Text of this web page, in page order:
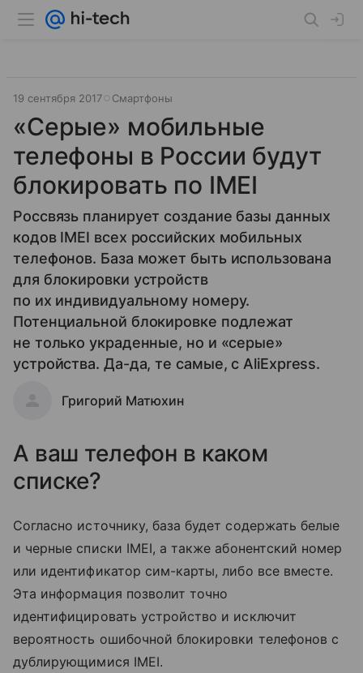
19 сентября 2017 Смартфоны
«Серые» мобильные
телефоны в России будут
блокировать по IMEI
Россвязь планирует создание базы данных
кодов IMEI всех российских мобильных
телефонов. База может быть использована
для блокировки устройств
по их индивидуальному номеру.
Потенциальной блокировке подлежат
не только украденные, но и «серые»
устройства. Да-да, те самые, с AliExpress.
Григорий Матюхин
А ваш телефон в каком
списке?
Согласно источнику, база будет содержать белые
и черные списки IMEI, а также абонентский номер
или идентификатор сим-карты, либо все вместе.
Эта информация позволит точно
идентифицировать устройство и исключит
вероятность ошибочной блокировки телефонов с
дублирующимися IMEI.